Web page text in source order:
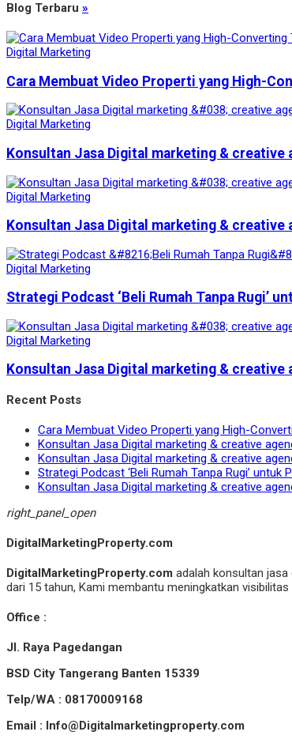
Blog Terbaru »
Digital Marketing
Cara Membuat Video Properti yang High-
Digital Marketing
Konsultan Jasa Digital marketing &
Digital Marketing
Konsultan Jasa Digital marketing &
Digital Marketing
Strategi Podcast ‘Beli Rumah Tanpa Rugi’
Digital Marketing
Konsultan Jasa Digital marketing &
Recent Posts
Cara Membuat Video Properti yang High-
Konsultan Jasa Digital marketing & creative
Konsultan Jasa Digital marketing & creative
Strategi Podcast ‘Beli Rumah Tanpa Rugi’
Konsultan Jasa Digital marketing & creative
right_panel_open
DigitalMarketingProperty.com
DigitalMarketingProperty.com adalah konsultan
dari 15 tahun, Kami membantu meningkatkan
Office :
Jl. Raya Pagedangan
BSD City Tangerang Banten 15339
Telp/WA : 08170009168
Email : Info@Digitalmarketingproperty.com